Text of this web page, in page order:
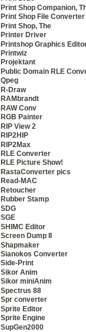
Print Shop Companion,
Print Shop File Converter
Print Shop, The
Printer Driver
Printshop Graphics
Printwiz
Projektant
Public Domain RLE
Qpeg
R-Draw
RAMbrandt
RAW Conv
RGB Painter
RIP View 2
RIP2HIP
RIP2Max
RLE Converter
RLE Picture Show!
RastaConverter pics
Read-MAC
Retoucher
Rubber Stamp
SDG
SGE
SHIMC Editor
Screen Dump II
Shapmaker
Sianokos Converter
Side-Print
Sikor Anim
Sikor miniAnim
Spectrus 88
Spr converter
Sprite Editor
Sprite Engine
SupGen2000